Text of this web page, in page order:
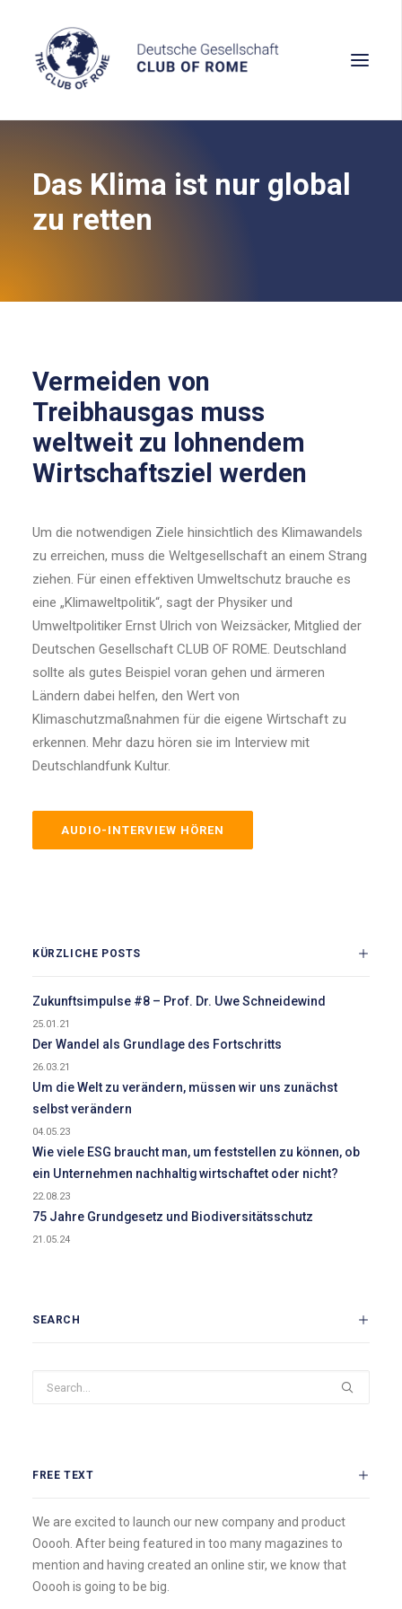
Wissen
Das Klima ist nur global
zu retten
Vermeiden von
Treibhausgas muss
weltweit zu lohnendem
Wirtschaftsziel werden
Um die notwendigen Ziele hinsichtlich des Klimawandels
zu erreichen, muss die Weltgesellschaft an einem Strang
ziehen. Für einen effektiven Umweltschutz brauche es
eine „Klimaweltpolitik“, sagt der Physiker und
Umweltpolitiker Ernst Ulrich von Weizsäcker, Mitglied der
Deutschen Gesellschaft CLUB OF ROME. Deutschland
sollte als gutes Beispiel voran gehen und ärmeren
Ländern dabei helfen, den Wert von
Klimaschutzmaßnahmen für die eigene Wirtschaft zu
erkennen. Mehr dazu hören sie im Interview mit
Deutschlandfunk Kultur.
AUDIO-INTERVIEW HÖREN
KÜRZLICHE POSTS
Zukunftsimpulse #8 – Prof. Dr. Uwe Schneidewind
25.01.21
Der Wandel als Grundlage des Fortschritts
26.03.21
Um die Welt zu verändern, müssen wir uns zunächst
selbst verändern
04.05.23
Wie viele ESG braucht man, um feststellen zu können, ob
ein Unternehmen nachhaltig wirtschaftet oder nicht?
22.08.23
75 Jahre Grundgesetz und Biodiversitätsschutz
21.05.24
SEARCH
FREE TEXT
We are excited to launch our new company and product
Ooooh. After being featured in too many magazines to
mention and having created an online stir, we know that
Ooooh is going to be big.